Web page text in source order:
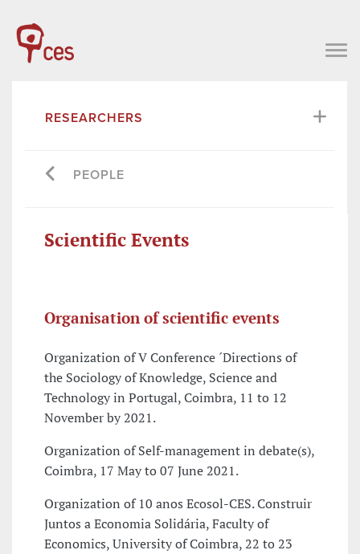
RESEARCHERS
PEOPLE
Scientific Events
Organisation of scientific events
Organization of V Conference ´Directions of
the Sociology of Knowledge, Science and
Technology in Portugal, Coimbra, 11 to 12
November by 2021.
Organization of Self-management in debate(s),
Coimbra, 17 May to 07 June 2021.
Organization of 10 anos Ecosol-CES. Construir
Juntos a Economia Solidária, Faculty of
Economics, University of Coimbra, 22 to 23